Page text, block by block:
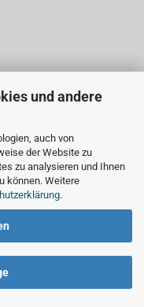
und andere
auch von
der Website zu
zu analysieren und Ihnen
können. Weitere
.